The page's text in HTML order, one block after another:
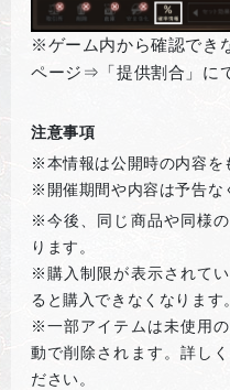
※ゲーム内から確認でき
ページ⇒「提供割合」に
注意事項
※本情報は公開時の内容を
※開催期間や内容は予告な
※今後、同じ商品や同様
ります。
※購入制限が表示されて
ると購入できなくなります。
※一部アイテムは未使用
動で削除されます。詳し
ださい。